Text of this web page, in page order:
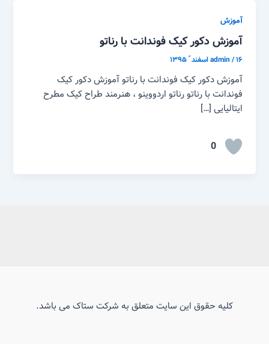
آموزش
آموزش دکور کیک فوندانت با رناتو
admin/۱۶ اسفند ّ ۱۳۹۵
آموزش دکور کیک فوندانت با رناتو آموزش دکور کیک
فوندانت با رناتو رناتو اردووینو ، هنرمند طراح کیک مطرح
ایتالیایی […]
0
کلیه حقوق این سایت متعلق به شرکت ستاک می باشد.